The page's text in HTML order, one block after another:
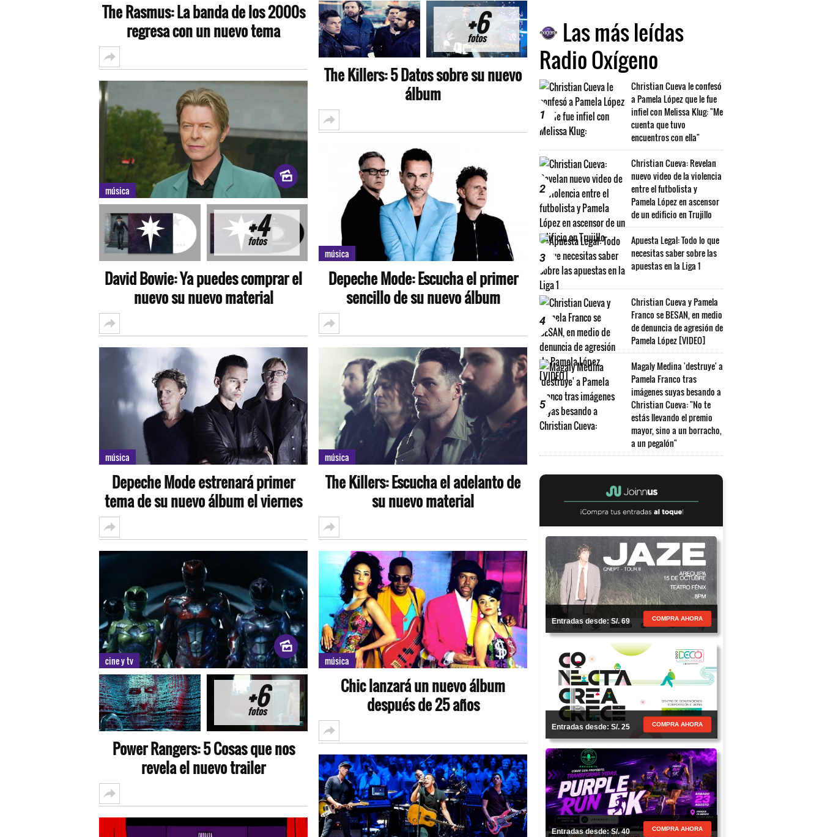
The Rasmus: La banda de los 2000s
regresa con un nuevo tema
música
+4
fotos
David Bowie: Ya puedes comprar el
nuevo su nuevo material
música
Depeche Mode estrenará primer
tema de su nuevo álbum el viernes
cine y tv
+6
fotos
Power Rangers: 5 Cosas que nos
revela el nuevo trailer
+6
fotos
The Killers: 5 Datos sobre su nuevo
álbum
música
Depeche Mode: Escucha el primer
sencillo de su nuevo álbum
música
The Killers: Escucha el adelanto de
su nuevo material
música
Chic lanzará un nuevo álbum
después de 25 años
Las más leídas
Radio Oxígeno
1
Christian Cueva le confesó
a Pamela López que le fue
infiel con Melissa Klug: "Me
cuenta que tuvo
encuentros con ella"
2
Christian Cueva: Revelan
nuevo video de la violencia
entre el futbolista y
Pamela López en ascensor
de un edificio en Trujillo
3
Apuesta Legal: Todo lo que
necesitas saber sobre las
apuestas en la Liga 1
4
Christian Cueva y Pamela
Franco se BESAN, en medio
de denuncia de agresión de
Pamela López [VIDEO]
5
Magaly Medina 'destruye' a
Pamela Franco tras
imágenes suyas besando a
Christian Cueva: "No te
estás llevando el premio
mayor, sino a un borracho,
a un pegalón"
Entradas desde: S/. 69 COMPRA AHORA
Entradas desde: S/. 25 COMPRA AHORA
Entradas desde: S/. 40 COMPRA AHORA